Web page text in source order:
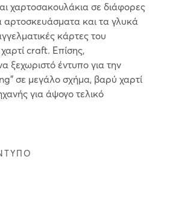
χαρτοσακουλάκια σε διάφορες
αρτοσκευάσματα και τα γλυκά
κάρτες του
craft. Επίσης,
ξεχωριστό έντυπο για την
σε μεγάλο σχήμα, βαρύ χαρτί
για άψογο τελικό